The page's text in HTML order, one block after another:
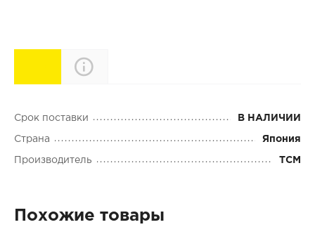
Характеристики
Срок поставки В НАЛИЧИИ
Страна Япония
Производитель TCM
Похожие товары